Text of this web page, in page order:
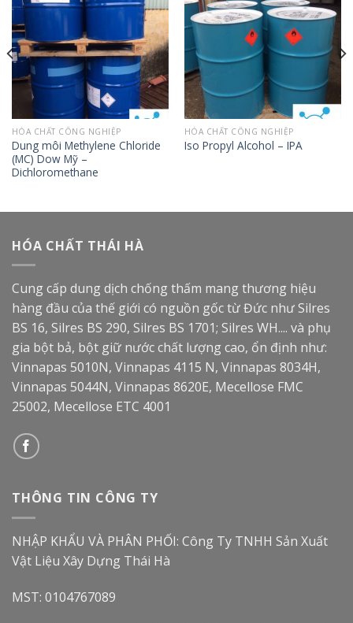
HÓA CHẤT CÔNG NGHIỆP
Dung môi Methylene Chloride
(MC) Dow Mỹ –
Dichloromethane
HÓA CHẤT CÔNG NGHIỆP
Iso Propyl Alcohol – IPA
HÓA CHẤT THÁI HÀ
Cung cấp dung dịch chống thấm mang thương hiệu
hàng đầu của thế giới có nguồn gốc từ Đức như Silres
BS 16, Silres BS 290, Silres BS 1701; Silres WH.... và phụ
gia bột bả, bột giữ nước chất lượng cao, ổn định như:
Vinnapas 5010N, Vinnapas 4115 N, Vinnapas 8034H,
Vinnapas 5044N, Vinnapas 8620E, Mecellose FMC
25002, Mecellose ETC 4001
THÔNG TIN CÔNG TY
NHẬP KHẨU VÀ PHÂN PHỐI: Công Ty TNHH Sản Xuất
Vật Liệu Xây Dựng Thái Hà
MST: 0104767089